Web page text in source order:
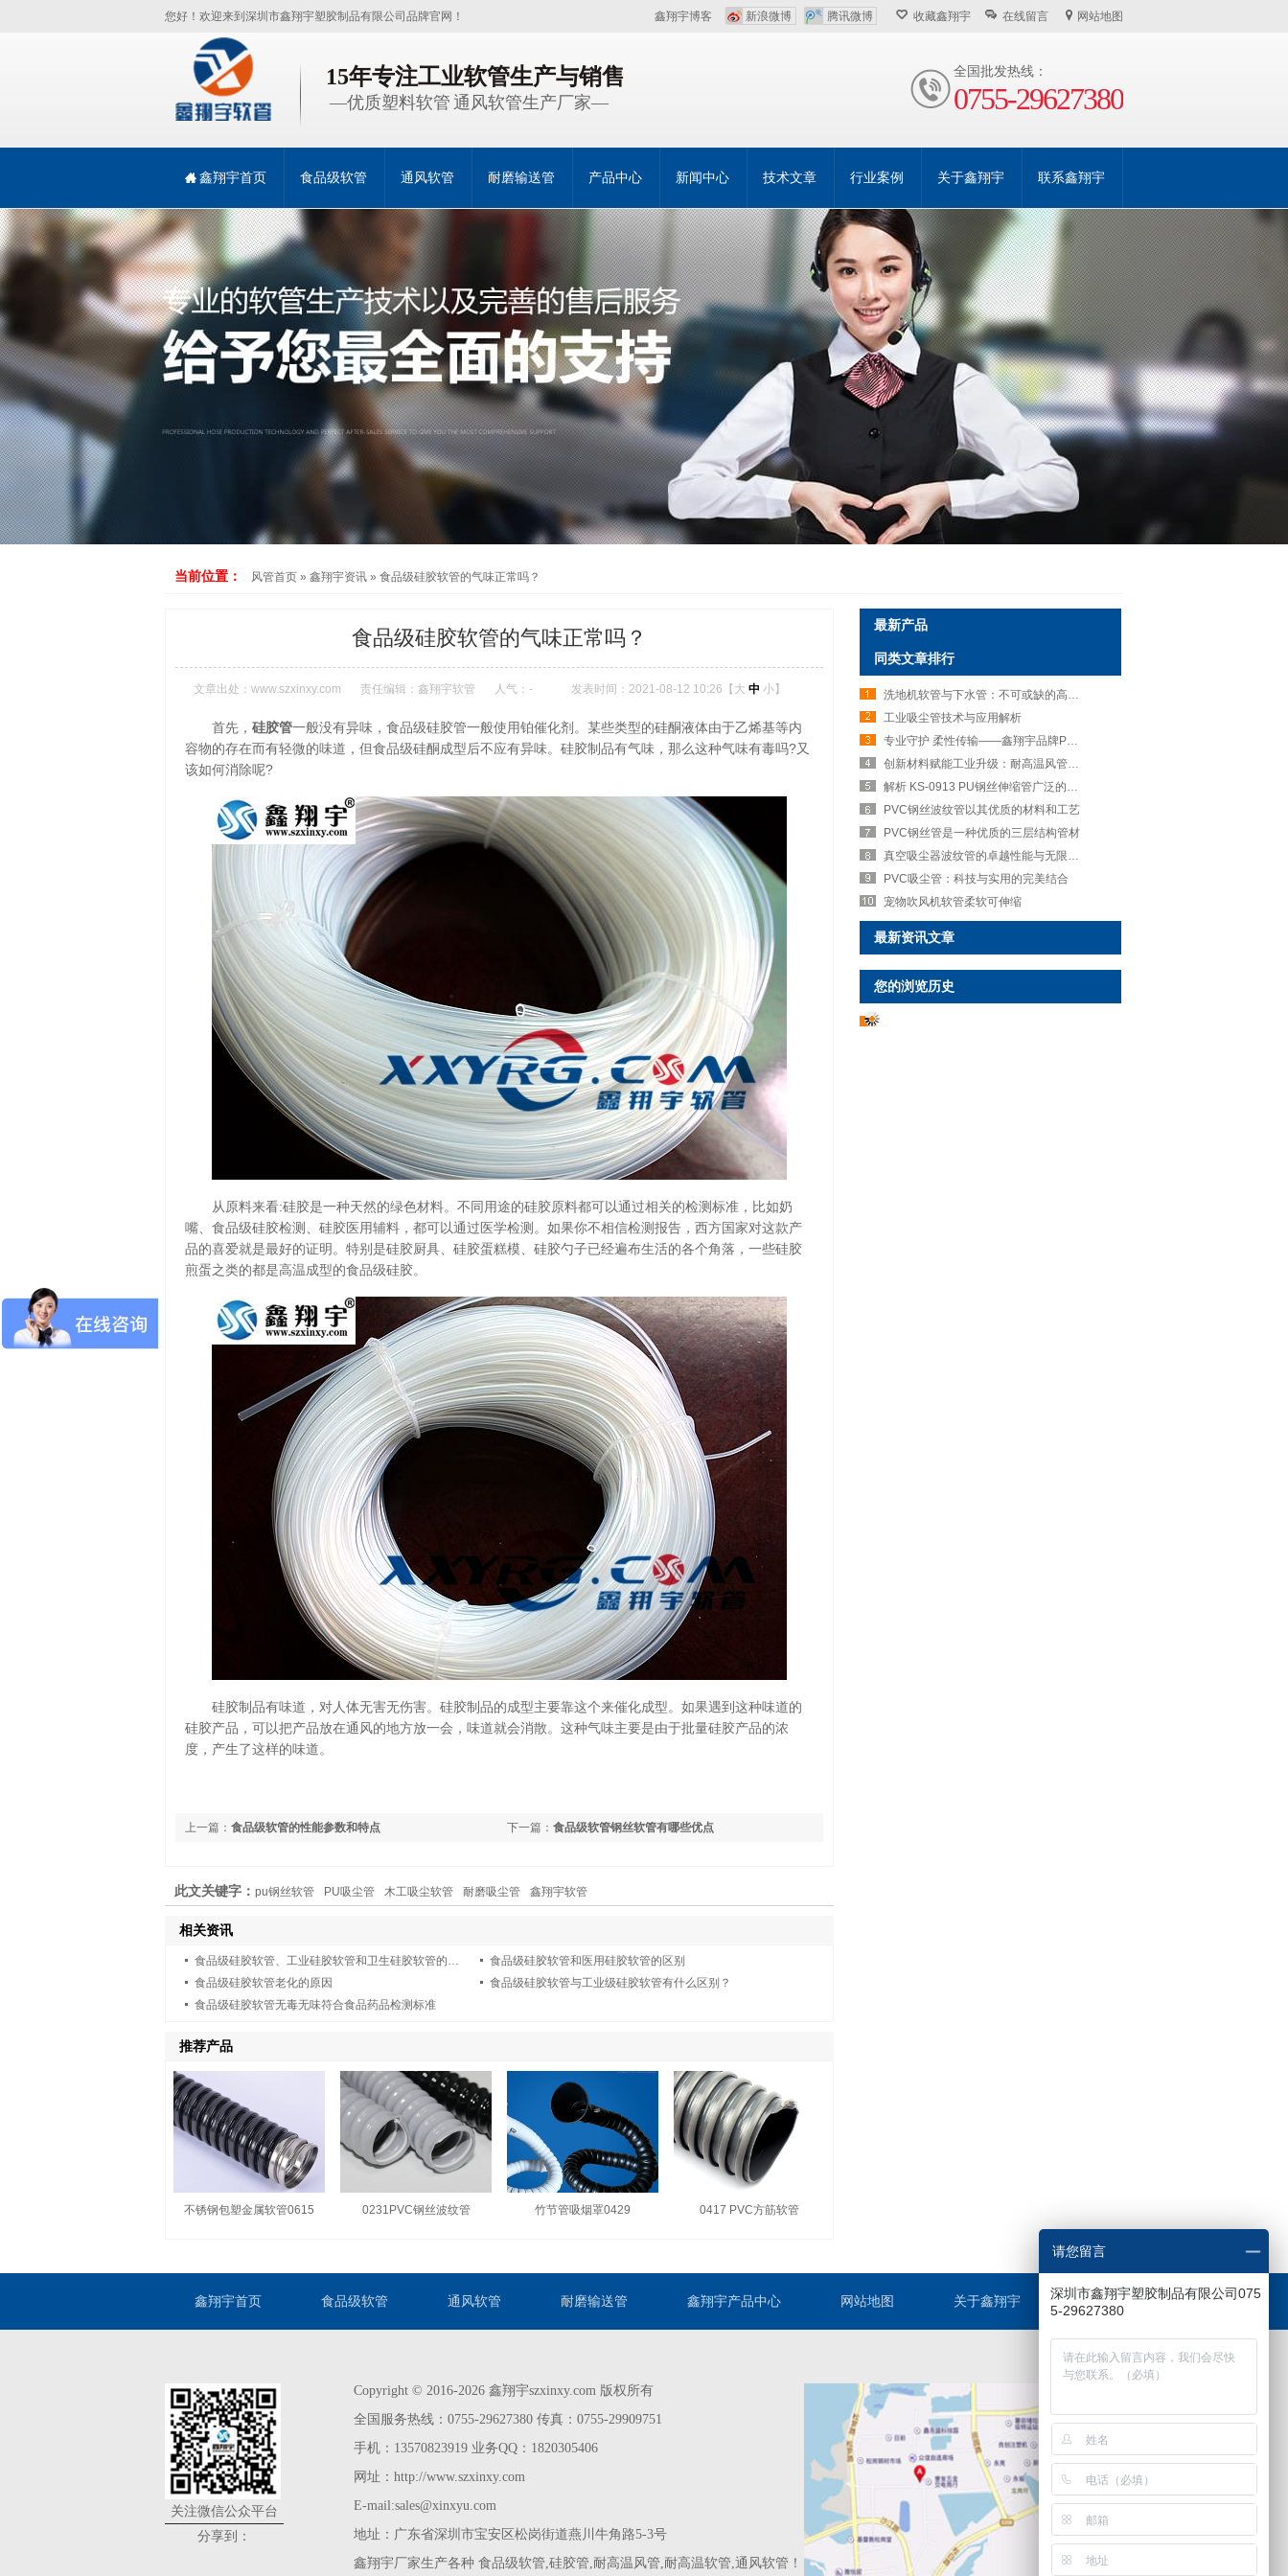
鑫翔宇博客 新浪微博 腾讯微博 收藏鑫翔宇 在线留言 网站地图
您好！欢迎来到深圳市鑫翔宇塑胶制品有限公司品牌官网！
全国批发热线：
0755-29627380
15年专注工业软管生产与销售
—优质塑料软管 通风软管生产厂家—
鑫翔宇首页 食品级软管 通风软管 耐磨输送管 产品中心 新闻中心 技术文章 行业案例 关于鑫翔宇 联系鑫翔宇
当前位置： 风管首页 » 鑫翔宇资讯 » 食品级硅胶软管的气味正常吗？
食品级硅胶软管的气味正常吗？
文章出处： www.szxinxy.com 责任编辑：鑫翔宇软管 人气： - 发表时间：2021-08-12 10:26【 大 中 小】
首先， 硅胶管一般没有异味，食品级硅胶管一般使用铂催化剂。某些类型的硅酮液体由于乙烯基等内
容物的存在而有轻微的味道，但食品级硅酮成型后不应有异味。硅胶制品有气味，那么这种气味有毒吗?又
该如何消除呢?
从原料来看:硅胶是一种天然的绿色材料。不同用途的硅胶原料都可以通过相关的检测标准，比如奶
嘴、食品级硅胶检测、硅胶医用辅料，都可以通过医学检测。如果你不相信检测报告，西方国家对这款产
品的喜爱就是最好的证明。特别是硅胶厨具、硅胶蛋糕模、硅胶勺子已经遍布生活的各个角落，一些硅胶
煎蛋之类的都是高温成型的食品级硅胶。
硅胶制品有味道，对人体无害无伤害。硅胶制品的成型主要靠这个来催化成型。如果遇到这种味道的
硅胶产品，可以把产品放在通风的地方放一会，味道就会消散。这种气味主要是由于批量硅胶产品的浓
度，产生了这样的味道。
下一篇： 食品级软管钢丝软管有哪些优点
上一篇： 食品级软管的性能参数和特点
此文关键字： pu钢丝软管 PU吸尘管 木工吸尘软管 耐磨吸尘管 鑫翔宇软管
相关资讯
食品级硅胶软管、工业硅胶软管和卫生硅胶软管的区别
食品级硅胶软管和医用硅胶软管的区别
食品级硅胶软管老化的原因
食品级硅胶软管与工业级硅胶软管有什么区别？
食品级硅胶软管无毒无味符合食品药品检测标准
推荐产品
不锈钢包塑金属软管0615 0231PVC钢丝波纹管 竹节管吸烟罩0429 0417 PVC方筋软管
最新产品
同类文章排行
洗地机软管与下水管：不可或缺的高效清洁伙伴
工业吸尘管技术与应用解析
专业守护 柔性传输——鑫翔宇品牌PVC钢丝波纹管
创新材料赋能工业升级：耐高温风管的性能优势与多元应用
解析 KS-0913 PU钢丝伸缩管广泛的应用场景
PVC钢丝波纹管以其优质的材料和工艺
PVC钢丝管是一种优质的三层结构管材
真空吸尘器波纹管的卓越性能与无限可能
PVC吸尘管：科技与实用的完美结合
宠物吹风机软管柔软可伸缩
最新资讯文章
您的浏览历史
鑫翔宇首页 食品级软管 通风软管 耐磨输送管 鑫翔宇产品中心 网站地图 关于鑫翔宇 联系鑫翔宇
关注微信公众平台
分享到：
Copyright © 2016-2026 鑫翔宇szxinxy.com 版权所有
全国服务热线：0755-29627380 传真：0755-29909751
手机：13570823919 业务QQ：1820305406
网址：http://www.szxinxy.com
E-mail:sales@xinxyu.com
地址：广东省深圳市宝安区松岗街道燕川牛角路5-3号
鑫翔宇厂家生产各种 食品级软管,硅胶管,耐高温风管,耐高温软管,通风软管 ！
请您留言
深圳市鑫翔宇塑胶制品有限公司075
5-29627380